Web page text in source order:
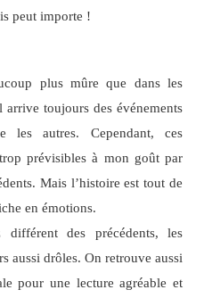
peut importe !
plus mûre que dans les
toujours des événements
les autres. Cependant, ces
prévisibles à mon goût par
Mais l’histoire est tout de
en émotions.
des précédents, les
aussi drôles. On retrouve aussi
pour une lecture agréable et